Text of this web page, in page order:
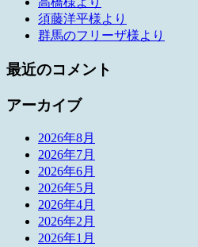
須藤洋平様より
群馬のフリーザ様より
最近のコメント
アーカイブ
2026年8月
2026年7月
2026年6月
2026年5月
2026年4月
2026年2月
2026年1月